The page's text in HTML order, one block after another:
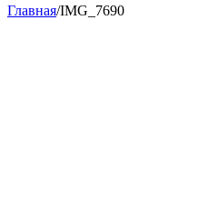
Главная/IMG_7690